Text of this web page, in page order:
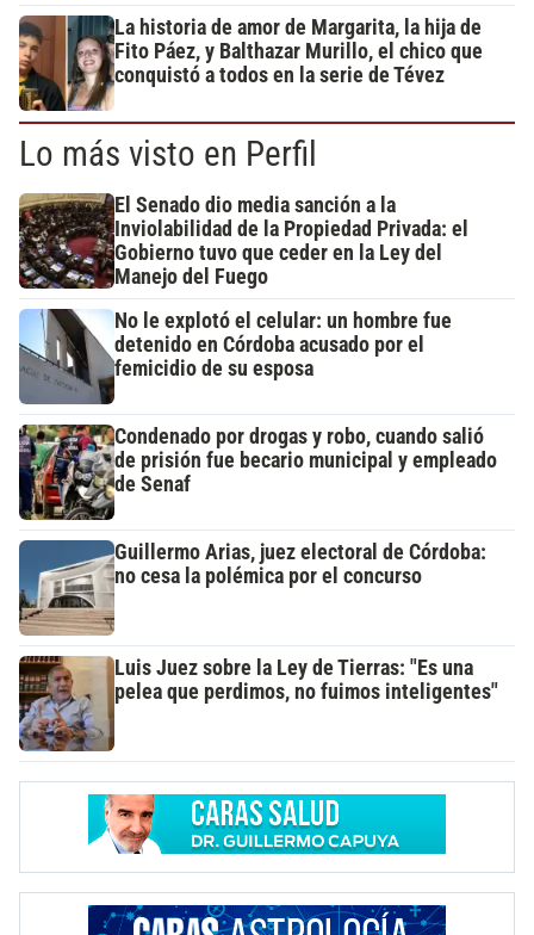
La historia de amor de Margarita, la hija de
Fito Páez, y Balthazar Murillo, el chico que
conquistó a todos en la serie de Tévez
Lo más visto en Perfil
El Senado dio media sanción a la
Inviolabilidad de la Propiedad Privada: el
Gobierno tuvo que ceder en la Ley del
Manejo del Fuego
No le explotó el celular: un hombre fue
detenido en Córdoba acusado por el
femicidio de su esposa
Condenado por drogas y robo, cuando salió
de prisión fue becario municipal y empleado
de Senaf
Guillermo Arias, juez electoral de Córdoba:
no cesa la polémica por el concurso
Luis Juez sobre la Ley de Tierras: "Es una
pelea que perdimos, no fuimos inteligentes"